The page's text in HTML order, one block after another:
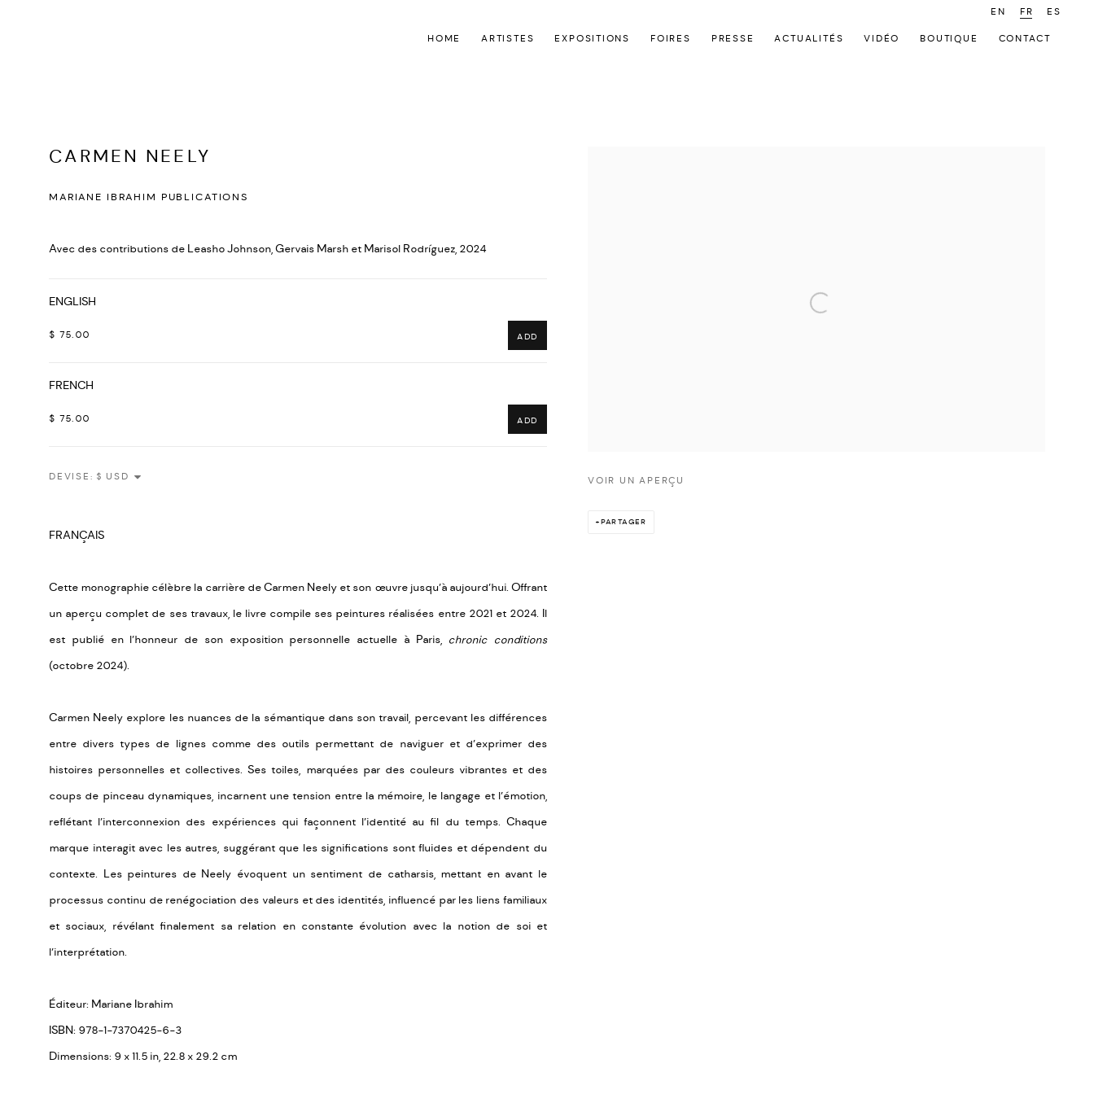
HOME ARTISTES EXPOSITIONS FOIRES PRESSE ACTUALITÉS VIDÉO BOUTIQUE CONTACT
EN FR ES
CARMEN NEELY
MARIANE IBRAHIM PUBLICATIONS
VOIR UN APERÇU
PARTAGER
Avec des contributions de Leasho Johnson, Gervais Marsh et Marisol Rodríguez, 2024
ENGLISH
$ 75.00 ADD
FRENCH
$ 75.00 ADD
DEVISE:
FRANÇAIS
Cette monographie célèbre la carrière de Carmen Neely et son œuvre jusqu’à aujourd’hui. Offrant
un aperçu complet de ses travaux, le livre compile ses peintures réalisées entre 2021 et 2024. Il
est publié en l’honneur de son exposition personnelle actuelle à Paris, chronic conditions
(octobre 2024).
Carmen Neely explore les nuances de la sémantique dans son travail, percevant les différences
entre divers types de lignes comme des outils permettant de naviguer et d’exprimer des
histoires personnelles et collectives. Ses toiles, marquées par des couleurs vibrantes et des
coups de pinceau dynamiques, incarnent une tension entre la mémoire, le langage et l’émotion,
reflétant l’interconnexion des expériences qui façonnent l’identité au fil du temps. Chaque
marque interagit avec les autres, suggérant que les significations sont fluides et dépendent du
contexte. Les peintures de Neely évoquent un sentiment de catharsis, mettant en avant le
processus continu de renégociation des valeurs et des identités, influencé par les liens familiaux
et sociaux, révélant finalement sa relation en constante évolution avec la notion de soi et
l’interprétation.
Éditeur: Mariane Ibrahim
ISBN: 978-1-7370425-6-3
Dimensions: 9 x 11.5 in, 22.8 x 29.2 cm